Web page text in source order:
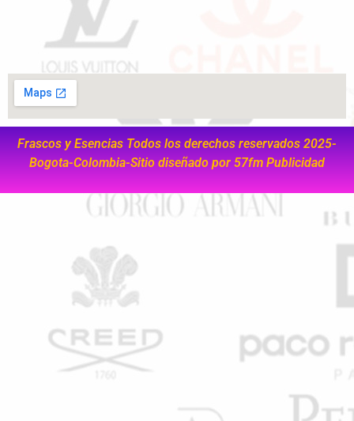
Frascos y Esencias Todos los derechos reservados 2025-
Bogota-Colombia-Sitio diseñado por 57fm Publicidad